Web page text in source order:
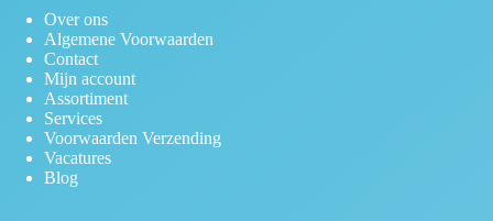
Over ons
Algemene Voorwaarden
Contact
Mijn account
Assortiment
Services
Voorwaarden Verzending
Vacatures
Blog